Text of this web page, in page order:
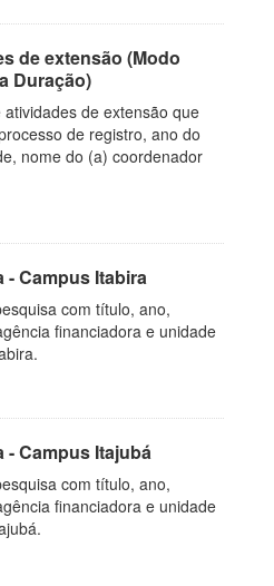
de extensão (Modo
Duração)
de extensão que
de registro, ano do
nome do (a) coordenador
- Campus Itabira
com título, ano,
financiadora e unidade
- Campus Itajubá
com título, ano,
financiadora e unidade